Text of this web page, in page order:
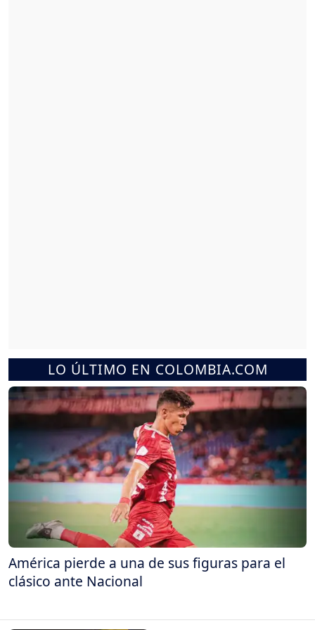
LO ÚLTIMO EN COLOMBIA.COM
América pierde a una de sus figuras para el
clásico ante Nacional